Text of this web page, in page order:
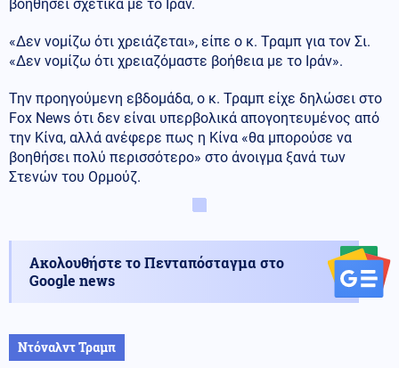
βοηθήσει σχετικά με το Ιράν.
«Δεν νομίζω ότι χρειάζεται», είπε ο κ. Τραμπ για τον Σι.
«Δεν νομίζω ότι χρειαζόμαστε βοήθεια με το Ιράν».
Την προηγούμενη εβδομάδα, ο κ. Τραμπ είχε δηλώσει στο
Fox News ότι δεν είναι υπερβολικά απογοητευμένος από
την Κίνα, αλλά ανέφερε πως η Κίνα «θα μπορούσε να
βοηθήσει πολύ περισσότερο» στο άνοιγμα ξανά των
Στενών του Ορμούζ.
Ακολουθήστε το Πενταπόσταγμα στο
Google news
Ντόναλντ Τραμπ